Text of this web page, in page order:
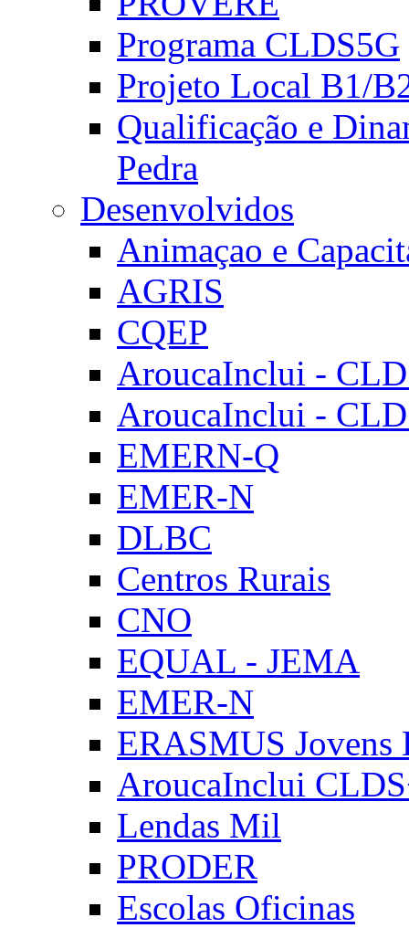
Programa CLDS5G
Projeto Local B1/
Qualificação e
Pedra
Desenvolvidos
Animaçao e
AGRIS
CQEP
AroucaInclui -
AroucaInclui -
EMERN-Q
EMER-N
DLBC
Centros Rurais
CNO
EQUAL - JEMA
EMER-N
ERASMUS Jovens
AroucaInclui
Lendas Mil
PRODER
Escolas Oficinas